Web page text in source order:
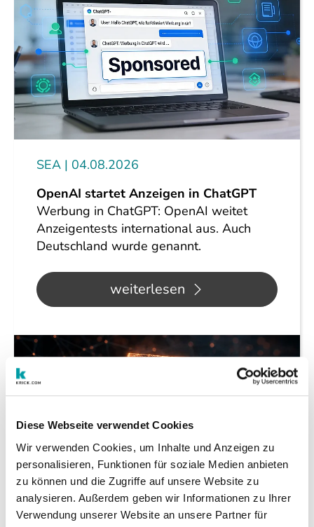
Diese Webseite verwendet Cookies
Wir verwenden Cookies, um Inhalte und Anzeigen zu
personalisieren, Funktionen für soziale Medien anbieten
zu können und die Zugriffe auf unsere Website zu
analysieren. Außerdem geben wir Informationen zu Ihrer
Verwendung unserer Website an unsere Partner für
SEA
04.08.2026
OpenAI startet Anzeigen in ChatGPT
Werbung in ChatGPT: OpenAI weitet
Anzeigentests international aus. Auch
Deutschland wurde genannt.
weiterlesen
KI 29.07.2026